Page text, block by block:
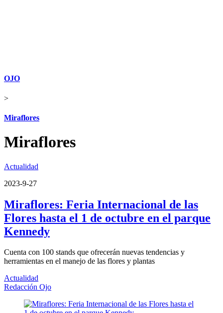
OJO
>
Miraflores
Miraflores
Actualidad
2023-9-27
Miraflores: Feria Internacional de las
Flores hasta el 1 de octubre en el parque
Kennedy
Cuenta con 100 stands que ofrecerán nuevas tendencias y
herramientas en el manejo de las flores y plantas
Actualidad
Redacción Ojo